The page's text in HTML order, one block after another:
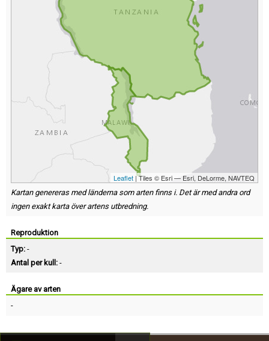
Leaflet | Tiles © Esri — Esri, DeLorme, NAVTEQ
Kartan genereras med länderna som arten finns i. Det är med andra ord
ingen exakt karta över artens utbredning.
Reproduktion
Typ: -
Antal per kull: -
Ägare av arten
-